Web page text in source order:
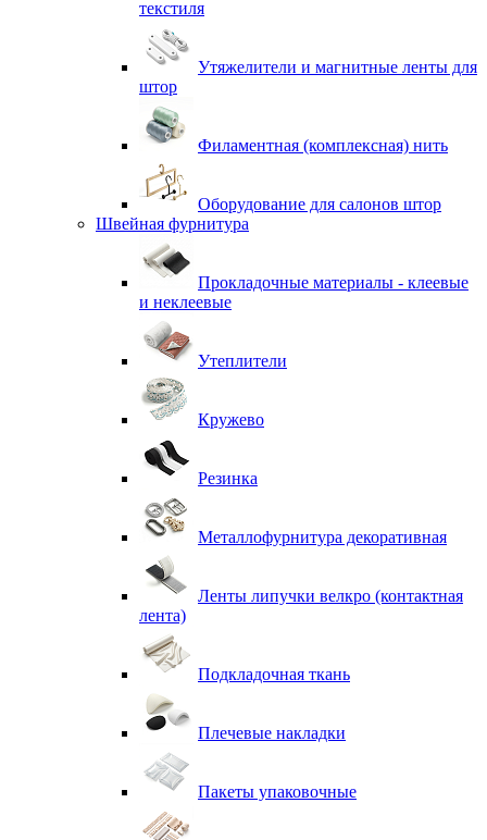
текстиля
Утяжелители и магнитные ленты для
штор
Филаментная (комплексная) нить
Оборудование для салонов штор
Швейная фурнитура
Прокладочные материалы - клеевые
и неклеевые
Утеплители
Кружево
Резинка
Металлофурнитура декоративная
Ленты липучки велкро (контактная
лента)
Подкладочная ткань
Плечевые накладки
Пакеты упаковочные